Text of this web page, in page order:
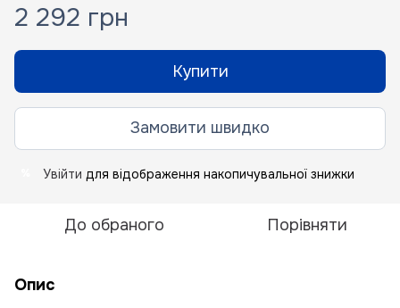
2 292 грн
Купити
Замовити швидко
Увійти для відображення накопичувальної знижки
До обраного Порівняти
Опис